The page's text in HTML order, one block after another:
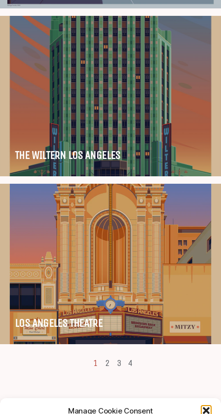
Manage Cookie Consent
THE WILTERN LOS ANGELES
LOS ANGELES THEATRE
1 2 3 4